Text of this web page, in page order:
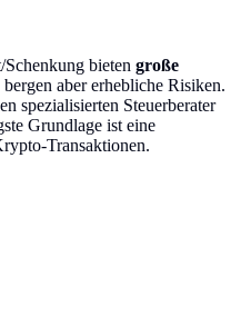
bieten große
bergen aber erhebliche Risiken.
spezialisierten Steuerberater
Grundlage ist eine
Transaktionen.